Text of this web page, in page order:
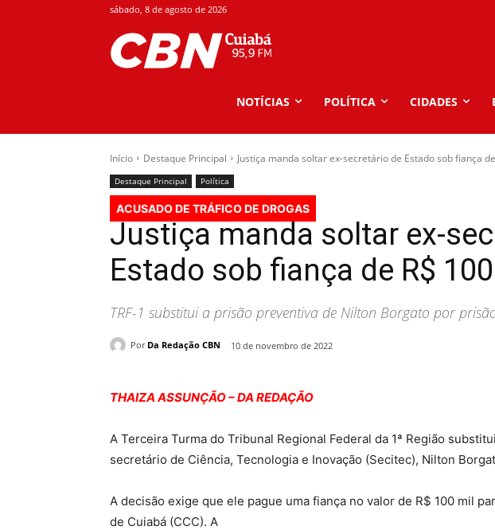
sábado, 8 de agosto de 2026
NOTÍCIAS POLÍTICA CIDADES
Início Destaque Principal Justiça manda soltar ex-secretário de Estado sob fiança
Destaque Principal Política
ACUSADO DE TRÁFICO DE DROGAS
Justiça manda soltar ex-
Estado sob fiança de R$
TRF-1 substitui a prisão preventiva de Nilton Borgato por
Por Da Redação CBN 10 de novembro de 2022
THAIZA ASSUNÇÃO – DA REDAÇÃO
A Terceira Turma do Tribunal Regional Federal da 1ª Região
secretário de Ciência, Tecnologia e Inovação (Secitec), Nilton
A decisão exige que ele pague uma fiança no valor de R$ 100 mil
de Cuiabá (CCC). A